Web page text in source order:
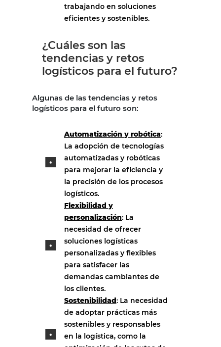
trabajando en soluciones
eficientes y sostenibles.
¿Cuáles son las
tendencias y retos
logísticos para el futuro?
Algunas de las tendencias y retos
logísticos para el futuro son:
Automatización y robótica:
La adopción de tecnologías
automatizadas y robóticas
para mejorar la eficiencia y
la precisión de los procesos
logísticos.
Flexibilidad y
personalización: La
necesidad de ofrecer
soluciones logísticas
personalizadas y flexibles
para satisfacer las
demandas cambiantes de
los clientes.
Sostenibilidad: La necesidad
de adoptar prácticas más
sostenibles y responsables
en la logística, como la